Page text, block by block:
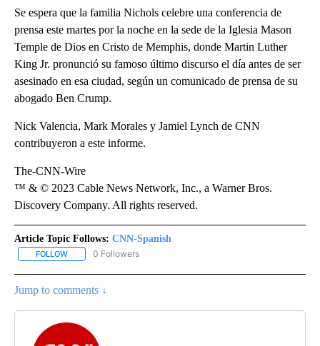
Se espera que la familia Nichols celebre una conferencia de
prensa este martes por la noche en la sede de la Iglesia Mason
Temple de Dios en Cristo de Memphis, donde Martin Luther
King Jr. pronunció su famoso último discurso el día antes de ser
asesinado en esa ciudad, según un comunicado de prensa de su
abogado Ben Crump.
Nick Valencia, Mark Morales y Jamiel Lynch de CNN
contribuyeron a este informe.
The-CNN-Wire
™ & © 2023 Cable News Network, Inc., a Warner Bros.
Discovery Company. All rights reserved.
Article Topic Follows: CNN-Spanish
FOLLOW FOLLOW "CNN-SPANISH" TO RECEIVE NOTIFICATIONS ABOUT
0 Followers
Jump to comments ↓